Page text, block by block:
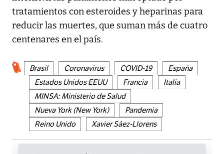
tratamientos con esteroides y heparinas para
reducir las muertes, que suman más de cuatro
centenares en el país.
Brasil Coronavirus COVID-19
España
Estados Unidos EEUU
Francia
Italia
MINSA: Ministerio de Salud
Nueva York (New York)
Pandemia
Reino Unido
Xavier Sáez-Llorens